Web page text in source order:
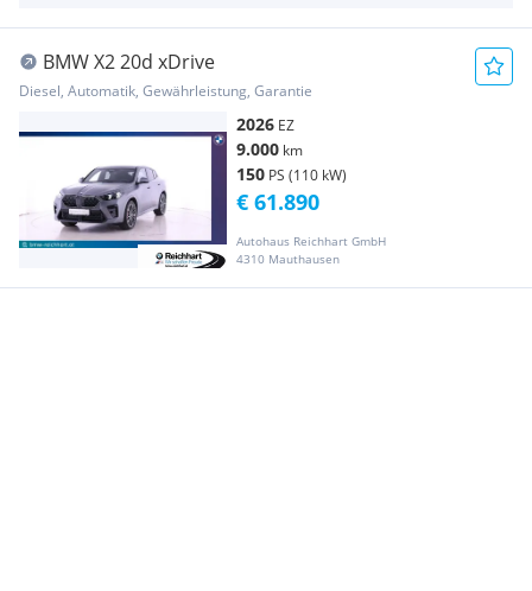
BMW X2 20d xDrive
Diesel, Automatik, Gewährleistung, Garantie
2026 EZ
9.000 km
150 PS (110 kW)
Autohaus Reichhart GmbH
4310 Mauthausen
€ 61.890